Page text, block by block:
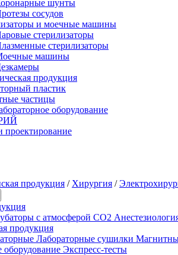
шунты
сосудов
и моечные машины
стерилизаторы
стерилизаторы
машины
продукция
пластик
частицы
оборудование
проектирование
продукция / Хирургия /
с атмосферой CO2
продукция
Лабораторные сушилки
Экспресс-тесты